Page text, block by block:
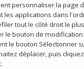
personnaliser la page
les applications dans
tout le côté droit le
le bouton de modification
le bouton Sélectionner
déplacer, puis